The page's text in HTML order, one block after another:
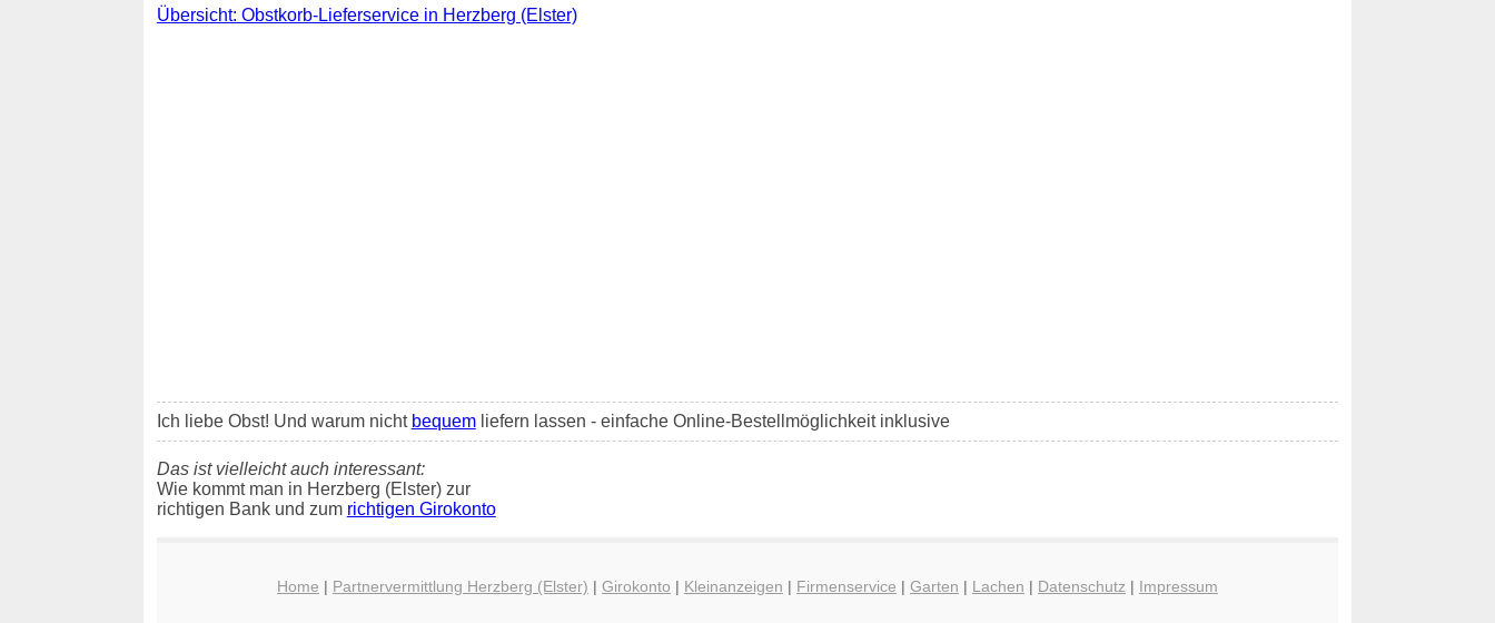
Übersicht: Obstkorb-Lieferservice in Herzberg (Elster)
Ich liebe Obst! Und warum nicht bequemliefern lassen - einfache Online-Bestellmöglichkeit inklusive
Das ist vielleicht auch interessant:
Wie kommt man in Herzberg (Elster) zur
richtigen Bank und zum richtigen Girokonto
Home | Partnervermittlung Herzberg (Elster) | Girokonto | Kleinanzeigen | Firmenservice | Garten | Lachen | Datenschutz | Impressum